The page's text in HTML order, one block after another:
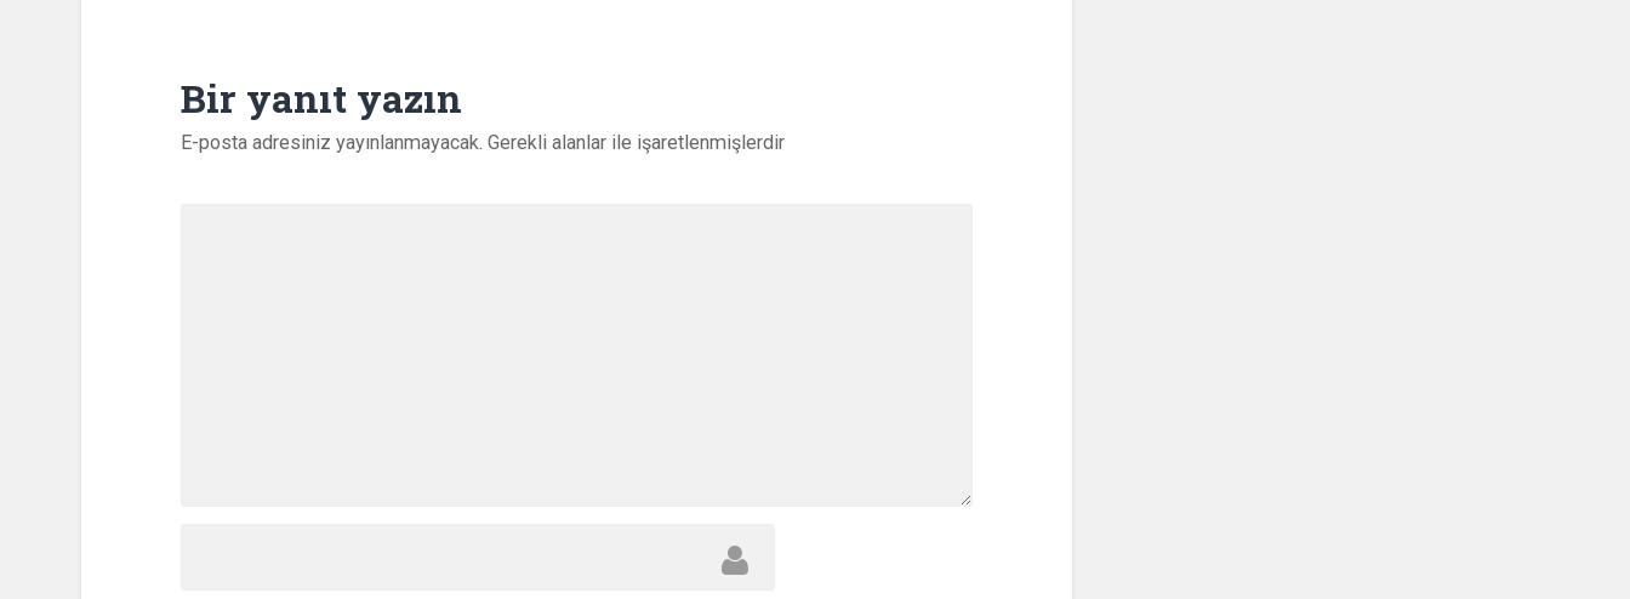
Bir yanıt yazın
E-posta adresiniz yayınlanmayacak. Gerekli alanlar ile işaretlenmişlerdir